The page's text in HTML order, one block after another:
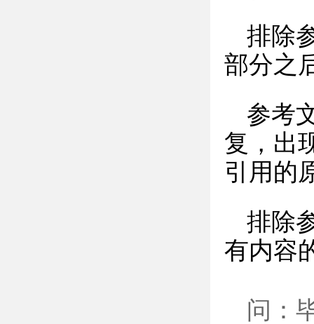
排除
部分之
参考
复，出
引用的
排除
有内容
问：